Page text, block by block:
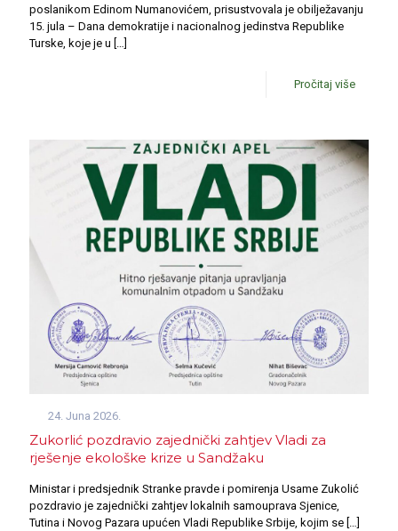
poslanikom Edinom Numanovićem, prisustvovala je obilježavanju
15. jula – Dana demokratije i nacionalnog jedinstva Republike
Turske, koje je u […]
Pročitaj više
24. Juna 2026.
Zukorlić pozdravio zajednički zahtjev Vladi za
rješenje ekološke krize u Sandžaku
Ministar i predsjednik Stranke pravde i pomirenja Usame Zukolić
pozdravio je zajednički zahtjev lokalnih samouprava Sjenice,
Tutina i Novog Pazara upućen Vladi Republike Srbije, kojim se […]